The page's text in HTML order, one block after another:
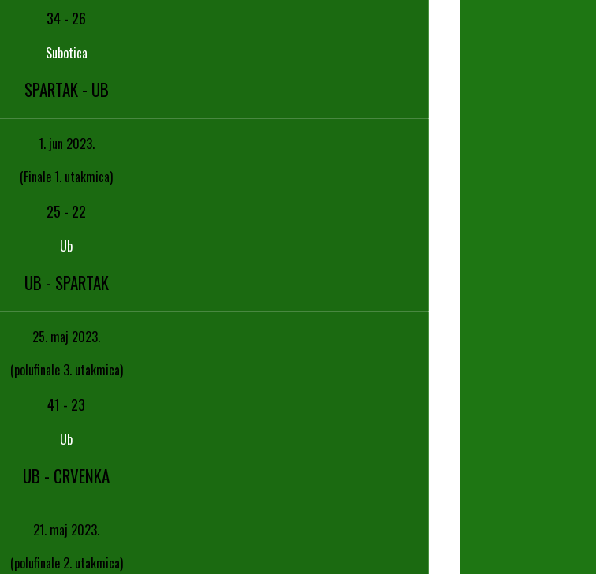
34- 26
Subotica
SPARTAK - UB
1. jun 2023.
(Finale 1. utakmica)
25 - 22
Ub
UB - SPARTAK
25. maj 2023.
(polufinale 3. utakmica)
41 - 23
Ub
UB - CRVENKA
21. maj 2023.
(polufinale 2. utakmica)